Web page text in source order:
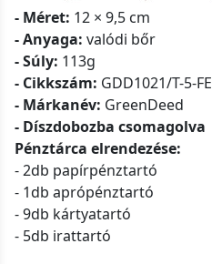
- Méret: 12 × 9,5 cm
- Anyaga: valódi bőr
- Súly: 113g
- Cikkszám: GDD1021/T-5-FE
- Márkanév: GreenDeed
- Díszdobozba csomagolva
Pénztárca elrendezése:
- 2db papírpénztartó
- 1db aprópénztartó
- 9db kártyatartó
- 5db irattartó